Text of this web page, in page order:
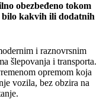
obezbeđeno tokom
bilo kakvih ili dodatnih
i raznovrsnim
šlepovanja i transporta.
opremom koja
vozila, bez obzira na